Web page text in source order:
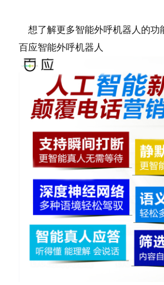
想了解更多智能外呼机器人的功
百应智能外呼机器人